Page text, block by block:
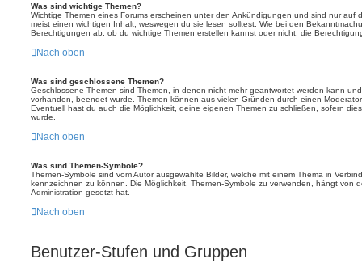
Was sind wichtige Themen?
Wichtige Themen eines Forums erscheinen unter den Ankündigungen und sind nur auf
meist einen wichtigen Inhalt, weswegen du sie lesen solltest. Wie bei den
Berechtigungen ab, ob du wichtige Themen erstellen kannst oder nicht; die
Nach oben
Was sind geschlossene Themen?
Geschlossene Themen sind Themen, in denen nicht mehr geantwortet werden kann
vorhanden, beendet wurde. Themen können aus vielen Gründen durch einen
Eventuell hast du auch die Möglichkeit, deine eigenen Themen zu schließen, sofern
wurde.
Nach oben
Was sind Themen-Symbole?
Themen-Symbole sind vom Autor ausgewählte Bilder, welche mit einem Thema in
kennzeichnen zu können. Die Möglichkeit, Themen-Symbole zu verwenden, hängt von
Administration gesetzt hat.
Nach oben
Benutzer-Stufen und Gruppen